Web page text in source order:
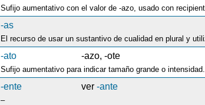
-as
-ato -azo, -ote
Sufijo aumentativo para indicar tamaño grande o intensidad.
-ente ver-ante
–